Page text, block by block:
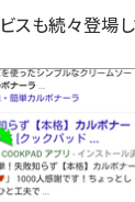
続々登場して